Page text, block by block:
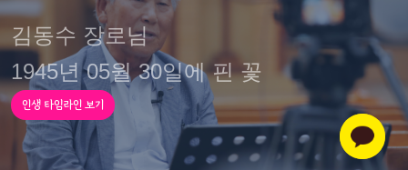
김동수 장로님
1945년 05월 30일에 핀 꽃
인생 타임라인 보기